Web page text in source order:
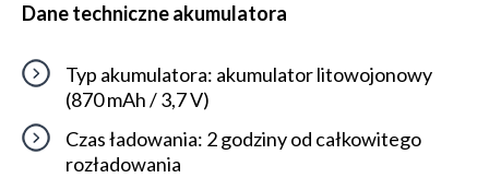
Dane techniczne akumulatora
Typ akumulatora: akumulator litowojonowy
(870 mAh / 3,7 V)
Czas ładowania: 2 godziny od całkowitego
rozładowania